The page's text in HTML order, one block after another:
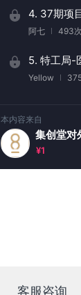
4. 37期项
阿七 493
5. 特工局-
Yellow
本内容来自
集创堂对
¥1
客服咨询